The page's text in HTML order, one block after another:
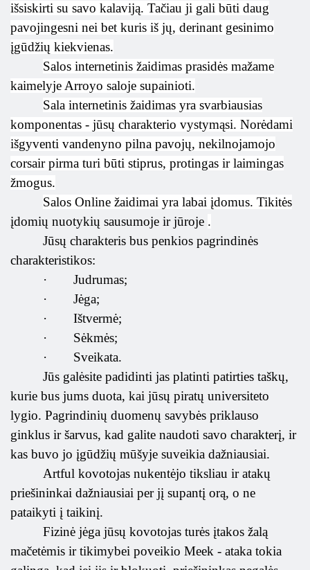
išsiskirti su savo kalaviją. Tačiau ji gali būti daug
pavojingesni nei bet kuris iš jų, derinant gesinimo
įgūdžių kiekvienas.
Salos internetinis žaidimas prasidės mažame
kaimelyje Arroyo saloje supainioti.
Sala internetinis žaidimas yra svarbiausias
komponentas - jūsų charakterio vystymąsi. Norėdami
išgyventi vandenyno pilna pavojų, nekilnojamojo
corsair pirma turi būti stiprus, protingas ir laimingas
žmogus.
Salos Online žaidimai yra labai įdomus. Tikitės
įdomių nuotykių sausumoje ir jūroje .
Jūsų charakteris bus penkios pagrindinės
charakteristikos:
·
Judrumas;
·
Jėga;
·
Ištvermė;
·
Sėkmės;
·
Sveikata.
Jūs galėsite padidinti jas platinti patirties taškų,
kurie bus jums duota, kai jūsų piratų universiteto
lygio. Pagrindinių duomenų savybės priklauso
ginklus ir šarvus, kad galite naudoti savo charakterį, ir
kas buvo jo įgūdžių mūšyje suveikia dažniausiai.
Artful kovotojas nukentėjo tiksliau ir atakų
priešininkai dažniausiai per jį supantį orą, o ne
pataikyti į taikinį.
Fizinė jėga jūsų kovotojas turės įtakos žalą
mačetėmis ir tikimybei poveikio Meek - ataka tokia